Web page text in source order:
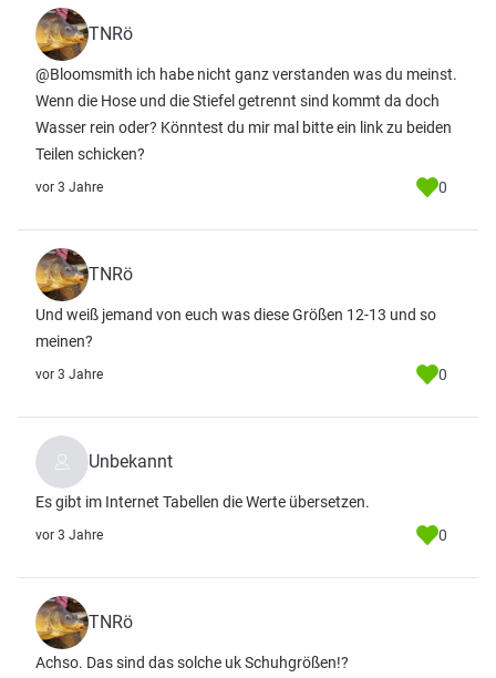
TNRö
@Bloomsmith ich habe nicht ganz verstanden was du meinst.
Wenn die Hose und die Stiefel getrennt sind kommt da doch
Wasser rein oder? Könntest du mir mal bitte ein link zu beiden
Teilen schicken?
vor 3 Jahre 0
TNRö
Und weiß jemand von euch was diese Größen 12-13 und so
meinen?
vor 3 Jahre 0
Unbekannt
Es gibt im Internet Tabellen die Werte übersetzen.
vor 3 Jahre 0
TNRö
Achso. Das sind das solche uk Schuhgrößen!?